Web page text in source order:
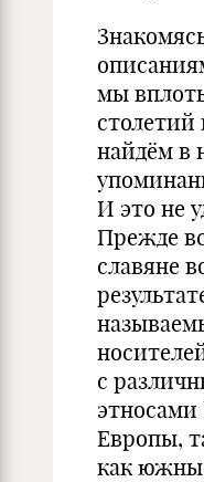
мы
найдём в
И это не
Прежде
славяне
с
этносами
Европы,
как